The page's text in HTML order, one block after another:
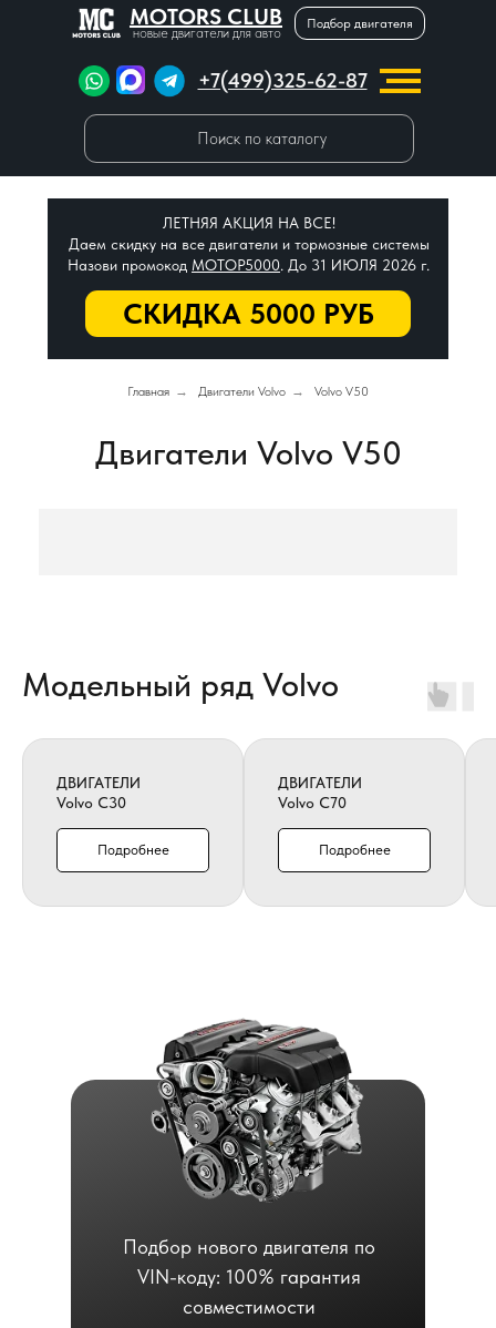
MOTORS CLUB
новые двигатели для авто
Подбор двигателя
+7(499)325-62-87
Поиск по каталогу
СКИДКА 5000 РУБ
ЛЕТНЯЯ АКЦИЯ НА ВСЕ!
Даем скидку на все двигатели и тормозные системы
Назови промокод МОТОР5000. До 31 ИЮЛЯ 2026 г.
Главная → Двигатели Volvo → Volvo V50
Двигатели Volvo V50
Модельный ряд Volvo
ДВИГАТЕЛИ
Volvo C30
Подробнее
ДВИГАТЕЛИ
Volvo C70
Подробнее
Подбор нового двигателя по
VIN-коду: 100% гарантия
совместимости